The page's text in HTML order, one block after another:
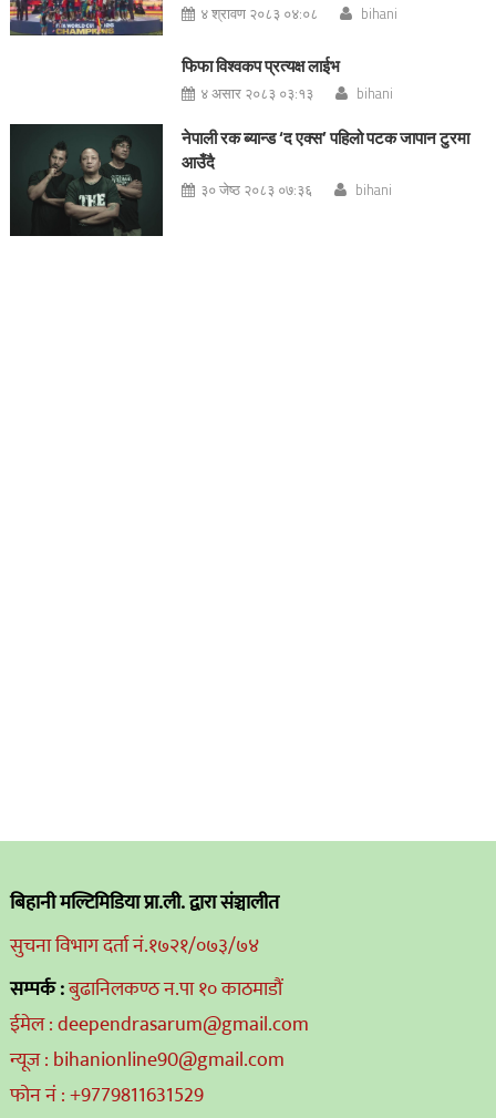
४ श्रावण २०८३ ०४:०८ bihani
फिफा विश्वकप प्रत्यक्ष लाईभ
४ असार २०८३ ०३:१३ bihani
नेपाली रक ब्यान्ड ‘द एक्स’ पहिलो पटक जापान टुरमा
आउँदै
३० जेष्ठ २०८३ ०७:३६ bihani
बिहानी मल्टिमिडिया प्रा.ली. द्वारा संञ्चालीत
सुचना विभाग दर्ता नं.१७२१/०७३/७४
सम्पर्क :बुढानिलकण्ठ न.पा १० काठमाडौं
ईमेल : deependrasarum@gmail.com
न्यूज : bihanionline90@gmail.com
फोन नं : +9779811631529